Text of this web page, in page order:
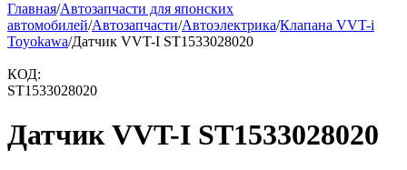
Главная/Автозапчасти для японских
автомобилей/Автозапчасти/Автоэлектрика/Клапана VVT-i
Toyokawa/Датчик VVT-I ST1533028020
КОД:
ST1533028020
Датчик VVT-I ST1533028020